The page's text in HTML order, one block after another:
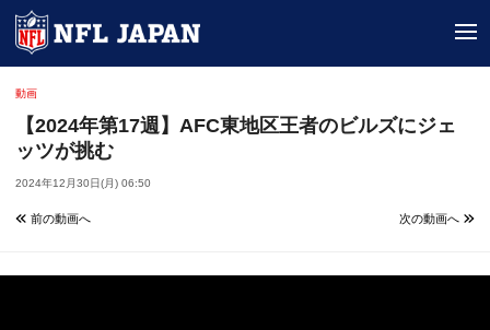
動画
【2024年第17週】AFC東地区王者のビルズにジェ
ッツが挑む
2024年12月30日(月) 06:50
前の動画へ 次の動画へ